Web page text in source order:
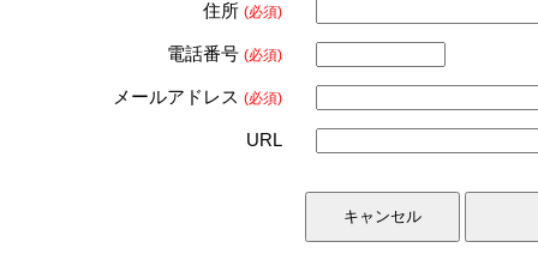
住所 (必須)
電話番号 (必須)
メールアドレス (必須)
URL